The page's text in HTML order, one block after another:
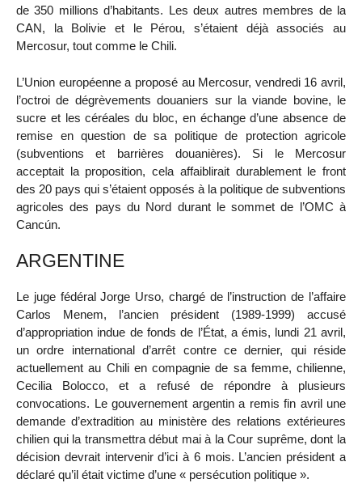
de 350 millions d’habitants. Les deux autres membres de la
CAN, la Bolivie et le Pérou, s’étaient déjà associés au
Mercosur, tout comme le Chili.
L’Union européenne a proposé au Mercosur, vendredi 16 avril,
l’octroi de dégrèvements douaniers sur la viande bovine, le
sucre et les céréales du bloc, en échange d’une absence de
remise en question de sa politique de protection agricole
(subventions et barrières douanières). Si le Mercosur
acceptait la proposition, cela affaiblirait durablement le front
des 20 pays qui s’étaient opposés à la politique de subventions
agricoles des pays du Nord durant le sommet de l’OMC à
Cancún.
ARGENTINE
Le juge fédéral Jorge Urso, chargé de l’instruction de l’affaire
Carlos Menem, l’ancien président (1989-1999) accusé
d’appropriation indue de fonds de l’État, a émis, lundi 21 avril,
un ordre international d’arrêt contre ce dernier, qui réside
actuellement au Chili en compagnie de sa femme, chilienne,
Cecilia Bolocco, et a refusé de répondre à plusieurs
convocations. Le gouvernement argentin a remis fin avril une
demande d’extradition au ministère des relations extérieures
chilien qui la transmettra début mai à la Cour suprême, dont la
décision devrait intervenir d’ici à 6 mois. L’ancien président a
déclaré qu’il était victime d’une « persécution politique ».